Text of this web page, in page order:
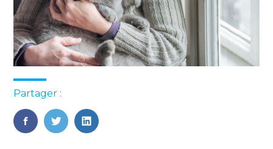
Partager :
FaceBook
TwitterLinkedIn